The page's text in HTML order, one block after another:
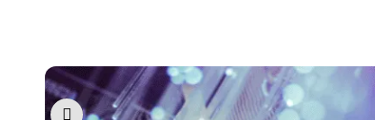
Pause carousel autoplay